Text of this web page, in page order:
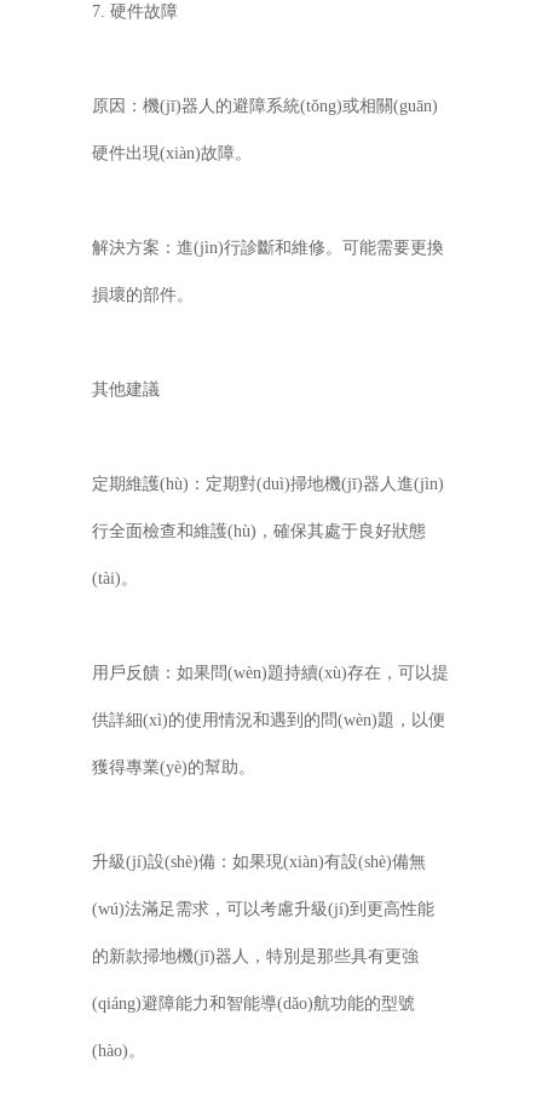
7. 硬件故障
原因：機(jī)器人的避障系統(tǒng)或相關(guān)
硬件出現(xiàn)故障。
解決方案：進(jìn)行診斷和維修。可能需要更換
損壞的部件。
其他建議
定期維護(hù)：定期對(duì)掃地機(jī)器人進(jìn)
行全面檢查和維護(hù)，確保其處于良好狀態
(tài)。
用戶反饋：如果問(wèn)題持續(xù)存在，可以提
供詳細(xì)的使用情況和遇到的問(wèn)題，以便
獲得專業(yè)的幫助。
升級(jí)設(shè)備：如果現(xiàn)有設(shè)備無
(wú)法滿足需求，可以考慮升級(jí)到更高性能
的新款掃地機(jī)器人，特別是那些具有更強
(qiáng)避障能力和智能導(dǎo)航功能的型號
(hào)。